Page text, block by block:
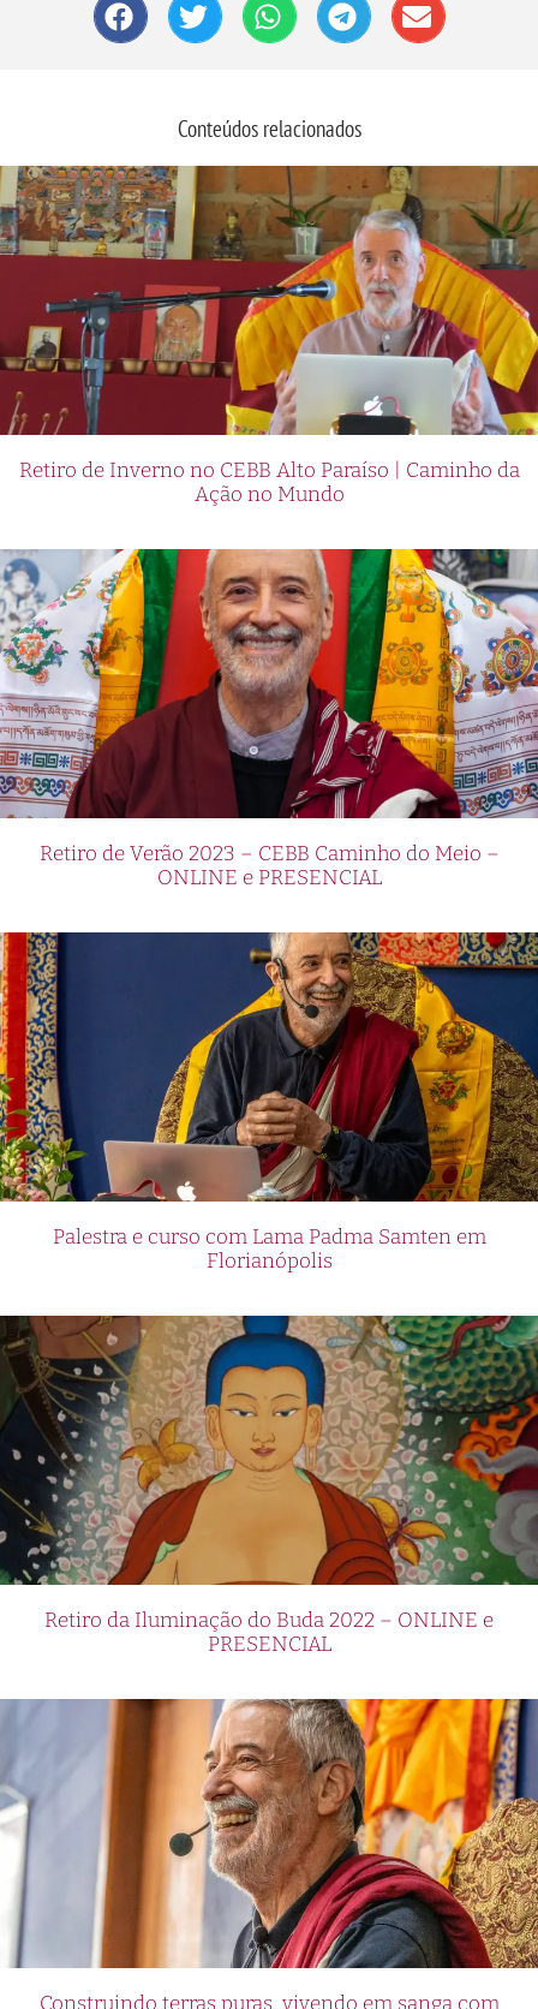
Conteúdos relacionados
Retiro de Inverno no CEBB Alto Paraíso | Caminho da
Ação no Mundo
Retiro de Verão 2023 – CEBB Caminho do Meio –
ONLINE e PRESENCIAL
Palestra e curso com Lama Padma Samten em
Florianópolis
Retiro da Iluminação do Buda 2022 – ONLINE e
PRESENCIAL
Construindo terras puras, vivendo em sanga com